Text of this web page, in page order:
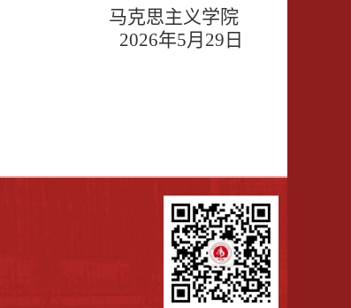
马克思主义学院
2026年5月 29 日